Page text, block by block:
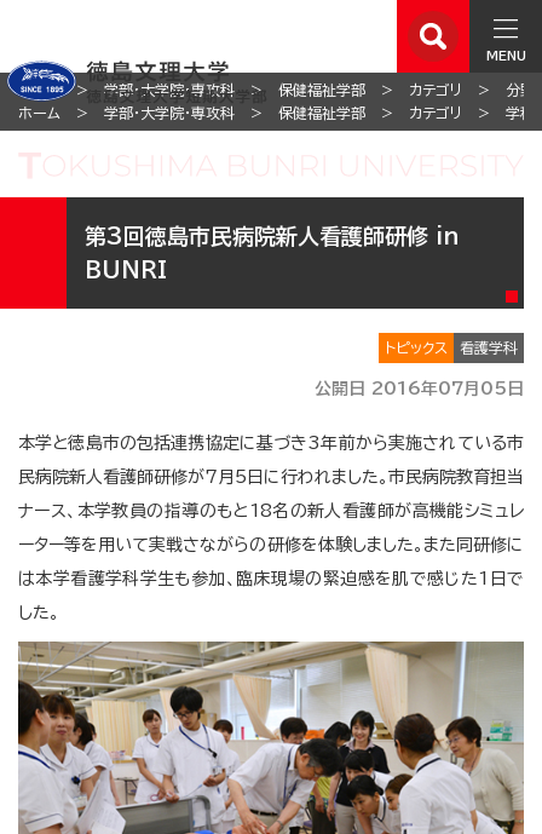
MENU
ホーム 学部・大学院・専攻科 保健福祉学部 カテゴリ
分野
ホーム
学部・大学院・専攻科 保健福祉学部 カテゴリ 学科
第3回徳島市民病院新人看護師研修 in
BUNRI
トピックス 看護学科
公開日 2016年07月05日
本学と徳島市の包括連携協定に基づき3年前から実施されている市
民病院新人看護師研修が7月5日に行われました。市民病院教育担当
ナース、本学教員の指導のもと18名の新人看護師が高機能シミュレ
ーター等を用いて実戦さながらの研修を体験しました。また同研修に
は本学看護学科学生も参加、臨床現場の緊迫感を肌で感じた1日で
した。